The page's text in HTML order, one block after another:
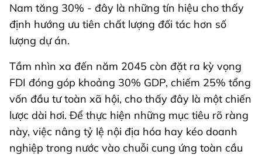
Nam tăng 30% - đây là những tín hiệu cho thấy
định hướng ưu tiên chất lượng đối tác hơn số
lượng dự án.
Tầm nhìn xa đến năm 2045 còn đặt ra kỳ vọng
FDI đóng góp khoảng 30% GDP, chiếm 25% tổng
vốn đầu tư toàn xã hội, cho thấy đây là một chiến
lược dài hơi. Để thực hiện những mục tiêu rõ ràng
này, việc nâng tỷ lệ nội địa hóa hay kéo doanh
nghiệp trong nước vào chuỗi cung ứng toàn cầu